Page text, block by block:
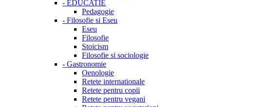
- EDUCATIE
Pedagogie
- Filosofie si Eseu
Eseu
Filosofie
Stoicism
Filosofie si sociologie
- Gastronomie
Oenologie
Retete internationale
Retete pentru copii
Retete pentru vegani